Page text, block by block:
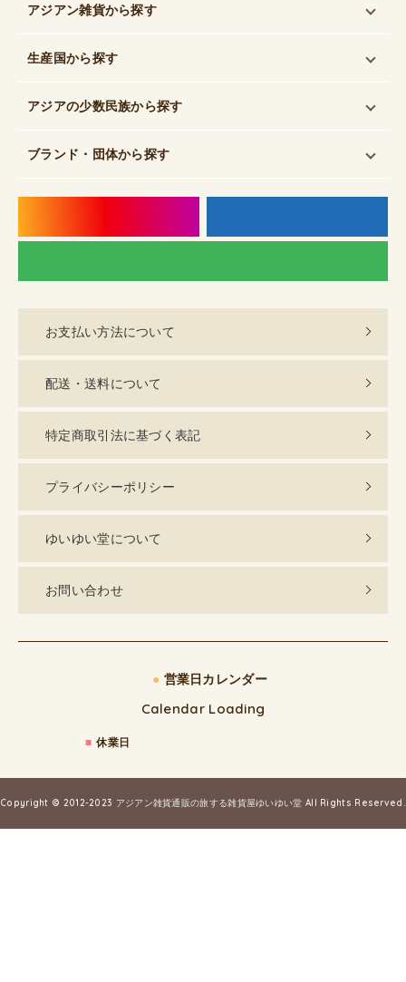
アジアン雑貨から探す
生産国から探す
アジアの少数民族から探す
ブランド・団体から探す
お支払い方法について
配送・送料について
特定商取引法に基づく表記
プライバシーポリシー
ゆいゆい堂について
お問い合わせ
● 営業日カレンダー
Calendar Loading
■ 休業日
Copyright © 2012-2023 アジアン雑貨通販の旅する雑貨屋ゆいゆい堂 All Rights Reserved.